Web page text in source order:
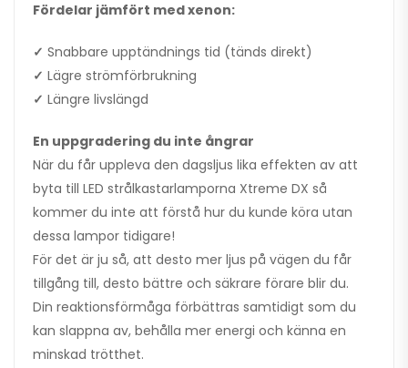
Fördelar jämfört med xenon:
✓ Snabbare upptändnings tid (tänds direkt)
✓ Lägre strömförbrukning
✓ Längre livslängd
En uppgradering du inte ångrar
När du får uppleva den dagsljus lika effekten av att
byta till LED strålkastarlamporna Xtreme DX så
kommer du inte att förstå hur du kunde köra utan
dessa lampor tidigare!
För det är ju så, att desto mer ljus på vägen du får
tillgång till, desto bättre och säkrare förare blir du.
Din reaktionsförmåga förbättras samtidigt som du
kan slappna av, behålla mer energi och känna en
minskad trötthet.